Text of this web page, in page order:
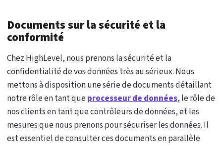
Documents sur la sécurité et la
conformité
Chez HighLevel, nous prenons la sécurité et la
confidentialité de vos données très au sérieux. Nous
mettons à disposition une série de documents détaillant
notre rôle en tant queprocesseur de données, le rôle de
nos clients en tant que contrôleurs de données, et les
mesures que nous prenons pour sécuriser les données. Il
est essentiel de consulter ces documents en parallèle